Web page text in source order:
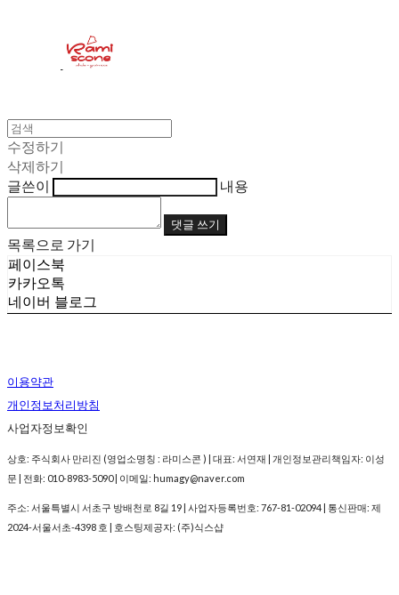
수정하기
삭제하기
글쓴이
내용
댓글 쓰기
목록으로 가기
페이스북
카카오톡
네이버 블로그
이용약관
개인정보처리방침
사업자정보확인
상호: 주식회사 만리진 (영업소명칭 : 라미스콘 ) | 대표: 서연재 | 개인정보관리책임자: 이성
문 | 전화: 010-8983-5090 | 이메일: humagy@naver.com
주소: 서울특별시 서초구 방배천로 8길 19 | 사업자등록번호: 767-81-02094 | 통신판매: 제
2024-서울서초-4398 호 | 호스팅제공자: (주)식스샵